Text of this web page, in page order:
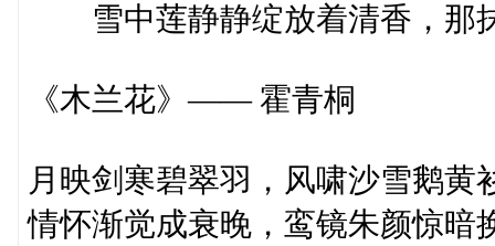
雪中莲静静绽放着清香，那
《木兰花》—— 霍青桐
月映剑寒碧翠羽，风啸沙雪鹅
情怀渐觉成衰晚，鸾镜朱颜惊暗